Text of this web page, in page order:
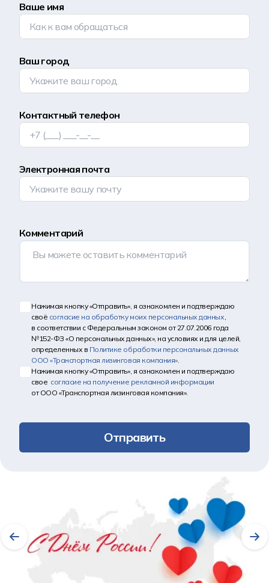
Ваше имя
Ваш город
Контактный телефон
Электронная почта
Комментарий
Нажимая кнопку «Отправить», я ознакомлен и подтверждаю
своё согласие на обработку моих персональных данных,
в соответствии с Федеральным законом от 27.07.2006 года
№152-ФЗ «О персональных данных», на условиях и для целей,
определенных в Политике обработки персональных данных
ООО «Транспортная лизинговая компания».
Нажимая кнопку «Отправить», я ознакомлен и подтверждаю
свое согласие на получение рекламной информации
от ООО «Транспортная лизинговая компания».
Отправить
Другие новости